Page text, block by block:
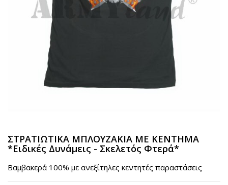
ΣΤΡΑΤΙΩΤΙΚΑ ΜΠΛΟΥΖΑΚΙΑ ΜΕ ΚΕΝΤΗΜΑ
*Ειδικές Δυνάμεις - Σκελετός Φτερά*
Βαμβακερά 100% με ανεξίτηλες κεντητές παραστάσεις